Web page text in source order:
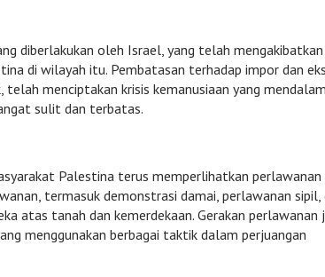
diberlakukan oleh Israel, yang telah mengakibatkan
di wilayah itu. Pembatasan terhadap impor dan
menciptakan krisis kemanusiaan yang
sulit dan terbatas.
Palestina terus memperlihatkan perlawanan
termasuk demonstrasi damai, perlawanan sipil,
atas tanah dan kemerdekaan. Gerakan perlawanan
menggunakan berbagai taktik dalam perjuangan